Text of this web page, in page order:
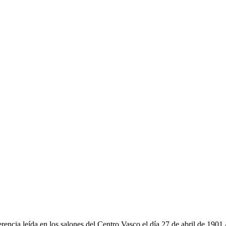
leída en los salones del Centro Vasco el día 27 de abril de